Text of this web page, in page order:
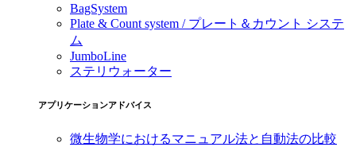
BagSystem
Plate & Count system / プレート＆カウント システ
ム
JumboLine
ステリウォーター
アプリケーションアドバイス
微生物学におけるマニュアル法と自動法の比較